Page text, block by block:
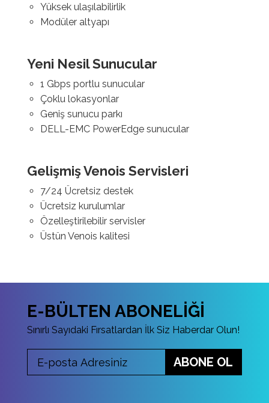
Yüksek ulaşılabilirlik
Modüler altyapı
Yeni Nesil Sunucular
1 Gbps portlu sunucular
Çoklu lokasyonlar
Geniş sunucu parkı
DELL-EMC PowerEdge sunucular
Gelişmiş Venois Servisleri
7/24 Ücretsiz destek
Ücretsiz kurulumlar
Özelleştirilebilir servisler
Üstün Venois kalitesi
E-BÜLTEN ABONELİĞİ
Sınırlı Sayıdaki Fırsatlardan İlk Siz Haberdar Olun!
ABONE OL